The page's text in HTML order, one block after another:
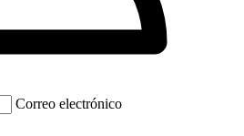
Correo electrónico